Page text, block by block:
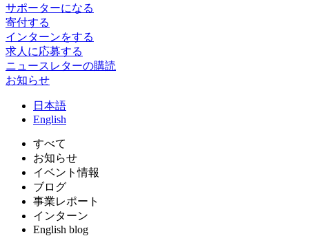
サポーターになる
寄付する
インターンをする
求人に応募する
ニュースレターの購読
お知らせ
日 本語
English
すべて
お知らせ
イベント情報
ブログ
事業レポート
インターン
English blog